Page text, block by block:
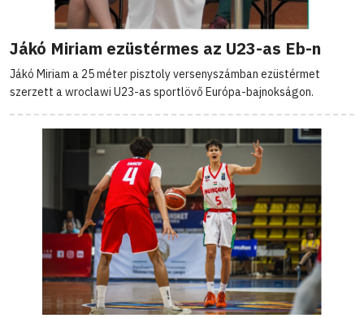
Jákó Miriam ezüstérmes az U23-as Eb-n
Jákó Miriam a 25 méter pisztoly versenyszámban ezüstérmet
szerzett a wroclawi U23-as sportlövő Európa-bajnokságon.